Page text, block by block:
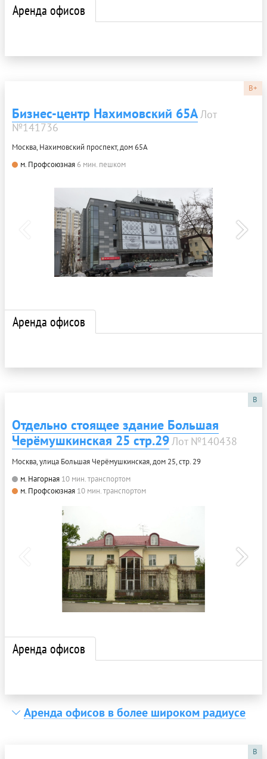
Аренда офисов
B+
Бизнес-центр Нахимовский 65А Лот
№141736
Москва, Нахимовский проспект, дом 65А
м. Профсоюзная 6 мин. пешком
Аренда офисов
B
Отдельно стоящее здание Большая
Черёмушкинская 25 стр.29Лот №140438
Москва, улица Большая Черёмушкинская, дом 25, стр. 29
м. Нагорная 10 мин. транспортом
м. Профсоюзная 10 мин. транспортом
Аренда офисов
Аренда офисов в более широком радиусе
B